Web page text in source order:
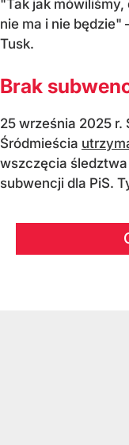
"Tak jak
nie ma i nie będzie"
Tusk.
Brak
25 września 2025 r.
Śródmieścia
wszczęcia
subwencji dla PiS.